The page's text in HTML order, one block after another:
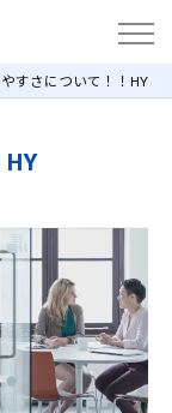
すさについて！！HY
HY